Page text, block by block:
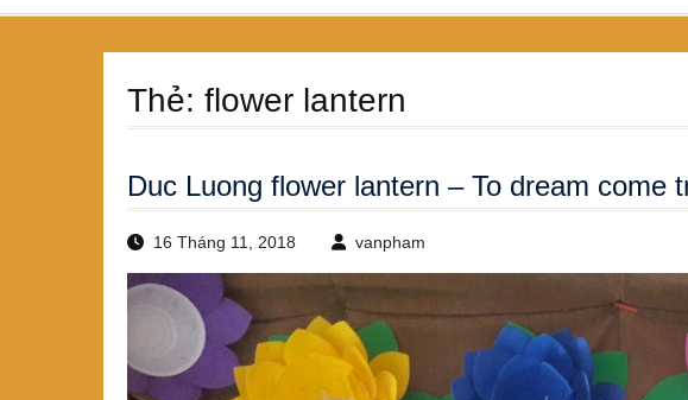
Thẻ: flower lantern
Duc Luong flower lantern – To dream come
16 Tháng 11, 2018 vanpham